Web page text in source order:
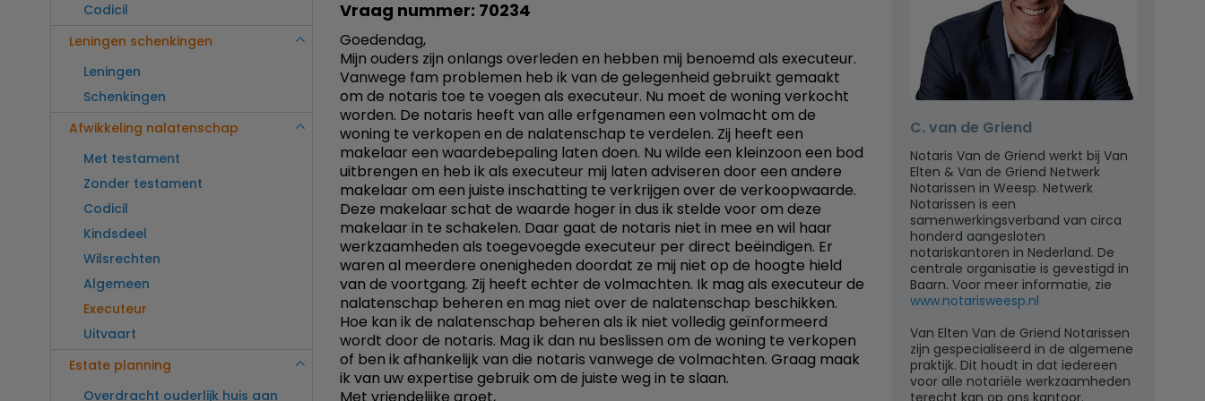
Codicil
Leningen schenkingen
Leningen
Schenkingen
Afwikkeling nalatenschap
Met testament
Zonder testament
Codicil
Kindsdeel
Wilsrechten
Algemeen
Executeur
Uitvaart
Estate planning
Overdracht ouderlijk huis aan
Vraag nummer: 70234
Goedendag,
Mijn ouders zijn onlangs overleden en hebben mij benoemd als executeur.
Vanwege fam problemen heb ik van de gelegenheid gebruikt gemaakt
om de notaris toe te voegen als executeur. Nu moet de woning verkocht
worden. De notaris heeft van alle erfgenamen een volmacht om de
woning te verkopen en de nalatenschap te verdelen. Zij heeft een
makelaar een waardebepaling laten doen. Nu wilde een kleinzoon een bod
uitbrengen en heb ik als executeur mij laten adviseren door een andere
makelaar om een juiste inschatting te verkrijgen over de verkoopwaarde.
Deze makelaar schat de waarde hoger in dus ik stelde voor om deze
makelaar in te schakelen. Daar gaat de notaris niet in mee en wil haar
werkzaamheden als toegevoegde executeur per direct beëindigen. Er
waren al meerdere onenigheden doordat ze mij niet op de hoogte hield
van de voortgang. Zij heeft echter de volmachten. Ik mag als executeur de
nalatenschap beheren en mag niet over de nalatenschap beschikken.
Hoe kan ik de nalatenschap beheren als ik niet volledig geïnformeerd
wordt door de notaris. Mag ik dan nu beslissen om de woning te verkopen
of ben ik afhankelijk van die notaris vanwege de volmachten. Graag maak
ik van uw expertise gebruik om de juiste weg in te slaan.
C. van de Griend
Notaris Van de Griend werkt bij Van
Elten & Van de Griend Netwerk
Notarissen in Weesp. Netwerk
Notarissen is een
samenwerkingsverband van circa
honderd aangesloten
notariskantoren in Nederland. De
centrale organisatie is gevestigd in
Baarn. Voor meer informatie, zie
www.notarisweesp.nl
Van Elten Van de Griend Notarissen
zijn gespecialiseerd in de algemene
praktijk. Dit houdt in dat iedereen
voor alle notariële werkzaamheden